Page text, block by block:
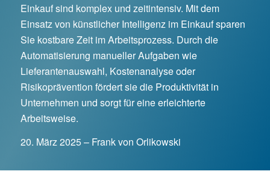
Einkauf sind komplex und zeitintensiv. Mit dem
Einsatz von künstlicher Intelligenz im Einkauf sparen
Sie kostbare Zeit im Arbeitsprozess. Durch die
Automatisierung manueller Aufgaben wie
Lieferantenauswahl, Kostenanalyse oder
Risikoprävention fördert sie die Produktivität in
Unternehmen und sorgt für eine erleichterte
Arbeitsweise.
20. März 2025 – Frank von Orlikowski